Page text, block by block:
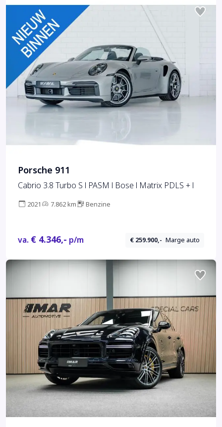
Porsche 911
Cabrio 3.8 Turbo S l PASM l Bose l Matrix PDLS + l
2021 7.862 km Benzine
va. € 4.346,- p/m € 259.900,- Marge auto